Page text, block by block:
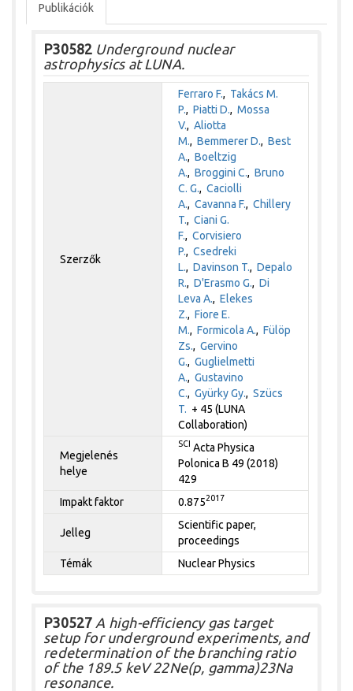
Publikációk
P30582 Underground nuclear
astrophysics at LUNA.
Szerzők
Ferraro F., Takács M.
P.,Piatti D.,Mossa
V.,Aliotta
M.,Bemmerer D.,Best
A.,Boeltzig
A.,Broggini C.,Bruno
C. G.,Caciolli
A.,Cavanna F.,Chillery
T.,Ciani G.
F.,Corvisiero
P.,Csedreki
L.,Davinson T.,Depalo
R.,D'Erasmo G.,Di
Leva A.,Elekes
Z.,Fiore E.
M.,Formicola A.,Fülöp
Zs.,Gervino
G.,Guglielmetti
A.,Gustavino
C.,Gyürky Gy.,Szücs
T. + 45 (LUNA
Collaboration)
Megjelenés
helye
SCI Acta Physica
Polonica B 49 (2018)
429
Impakt faktor
0.8752017
Jelleg
Scientific paper,
proceedings
Témák
Nuclear Physics
P30527 A high-efficiency gas target
setup for underground experiments, and
redetermination of the branching ratio
of the 189.5 keV 22Ne(p, gamma)23Na
resonance.